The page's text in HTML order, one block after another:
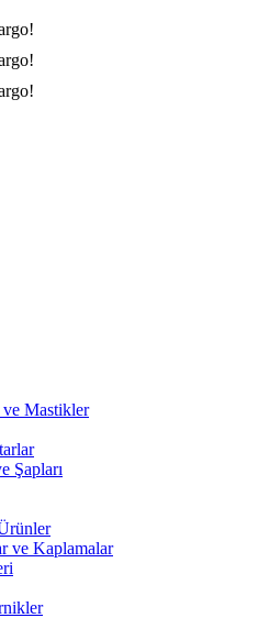
Mastikler
Şapları
ve Kaplamalar